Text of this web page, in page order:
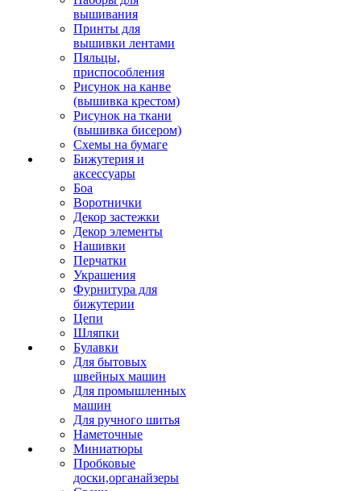
вышивания
Принты для
вышивки лентами
Пяльцы,
приспособления
Рисунок на канве
(вышивка крестом)
Рисунок на ткани
(вышивка бисером)
Схемы на бумаге
Бижутерия и
аксессуары
Боа
Воротнички
Декор застежки
Декор элементы
Нашивки
Перчатки
Украшения
Фурнитура для
бижутерии
Цепи
Шляпки
Булавки
Для бытовых
швейных машин
Для промышленных
машин
Для ручного шитья
Наметочные
Миниатюры
Пробковые
доски,органайзеры